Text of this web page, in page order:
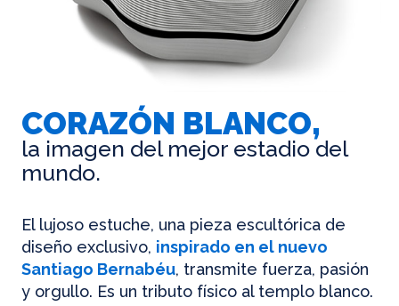
CORAZÓN BLANCO,
la imagen del mejor estadio del
mundo.
El lujoso estuche, una pieza escultórica de
diseño exclusivo, inspirado en el nuevo
Santiago Bernabéu, transmite fuerza, pasión
y orgullo. Es un tributo físico al templo blanco.